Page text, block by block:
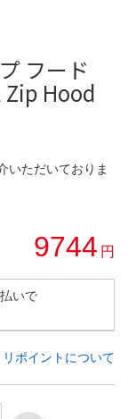
フード
Zip Hood
いただいておりま
9744 円
いで
リポイントについて